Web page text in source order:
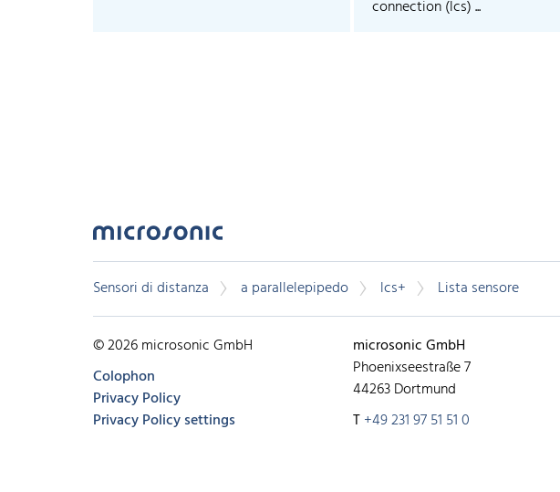
connection (lcs) ...
Sensori di distanza a parallelepipedo lcs+ Lista sensore
© 2026 microsonic GmbH
Colophon
Privacy Policy
Privacy Policy settings
microsonic GmbH
Phoenixseestraße 7
44263 Dortmund
T+49 231 97 51 51 0